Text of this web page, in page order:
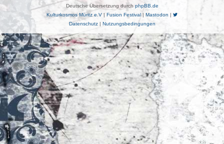
Deutsche Übersetzung durch phpBB.de
Kulturkosmos Müritz e.V | Fusion Festival| Mastodon |
Datenschutz| Nutzungsbedingungen